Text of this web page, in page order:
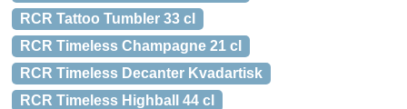
RCR Tattoo Tumbler 33 cl
RCR Timeless Champagne 21 cl
RCR Timeless Decanter Kvadartisk
RCR Timeless Highball 44 cl